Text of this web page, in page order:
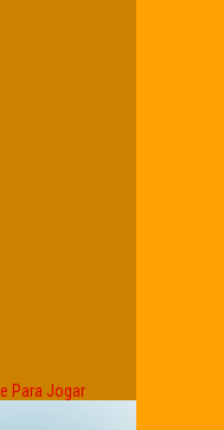
Para Jogar